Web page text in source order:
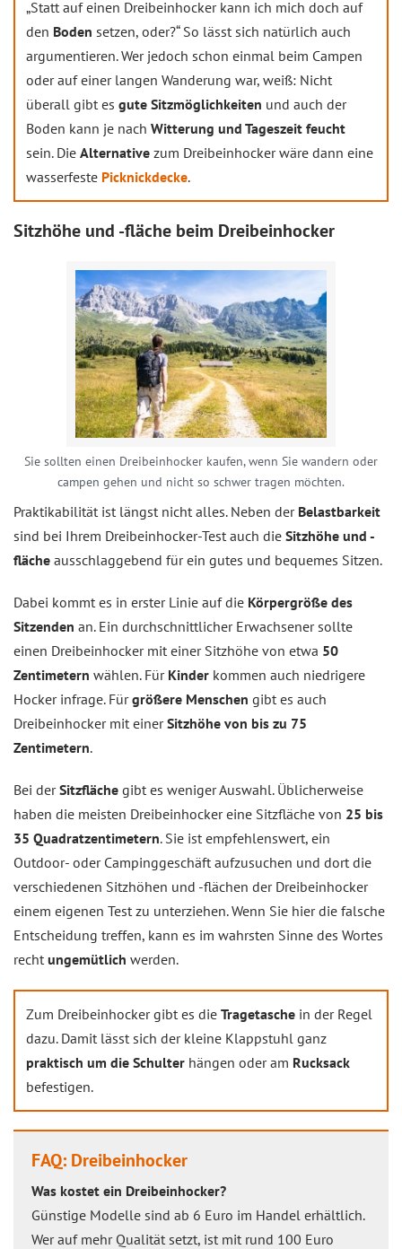
„Statt auf einen Dreibeinhocker kann ich mich doch auf
den Boden setzen, oder?“ So lässt sich natürlich auch
argumentieren. Wer jedoch schon einmal beim Campen
oder auf einer langen Wanderung war, weiß: Nicht
überall gibt es gute Sitzmöglichkeiten und auch der
Boden kann je nach Witterung und Tageszeit feucht
sein. Die Alternative zum Dreibeinhocker wäre dann eine
wasserfeste Picknickdecke.
Sitzhöhe und -fläche beim Dreibeinhocker
Sie sollten einen Dreibeinhocker kaufen, wenn Sie wandern oder
campen gehen und nicht so schwer tragen möchten.
Praktikabilität ist längst nicht alles. Neben der Belastbarkeit
sind bei Ihrem Dreibeinhocker-Test auch die Sitzhöhe und -
fläche ausschlaggebend für ein gutes und bequemes Sitzen.
Dabei kommt es in erster Linie auf die Körpergröße des
Sitzenden an. Ein durchschnittlicher Erwachsener sollte
einen Dreibeinhocker mit einer Sitzhöhe von etwa 50
Zentimetern wählen. Für Kinder kommen auch niedrigere
Hocker infrage. Fürgrößere Menschen gibt es auch
Dreibeinhocker mit einerSitzhöhe von bis zu 75
Zentimetern.
Bei derSitzfläche gibt es weniger Auswahl. Üblicherweise
haben die meisten Dreibeinhocker eine Sitzfläche von 25 bis
35 Quadratzentimetern. Sie ist empfehlenswert, ein
Outdoor- oder Campinggeschäft aufzusuchen und dort die
verschiedenen Sitzhöhen und -flächen der Dreibeinhocker
einem eigenen Test zu unterziehen. Wenn Sie hier die falsche
Entscheidung treffen, kann es im wahrsten Sinne des Wortes
recht ungemütlich werden.
Zum Dreibeinhocker gibt es die Tragetasche in der Regel
dazu. Damit lässt sich der kleine Klappstuhl ganz
praktisch um die Schulter hängen oder am Rucksack
befestigen.
FAQ: Dreibeinhocker
Was kostet ein Dreibeinhocker?
Günstige Modelle sind ab 6 Euro im Handel erhältlich.
Wer auf mehr Qualität setzt, ist mit rund 100 Euro